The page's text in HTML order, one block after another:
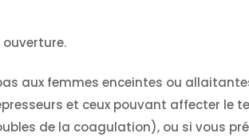
aux femmes enceintes ou
et ceux pouvant affecter le
de la coagulation), ou si vous